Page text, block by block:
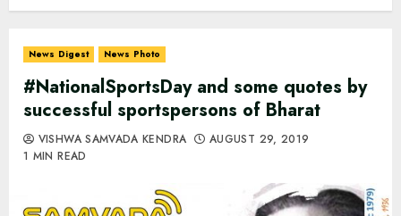
News Digest News Photo
#NationalSportsDay and some quotes by
successful sportspersons of Bharat
VISHWA SAMVADA KENDRA
AUGUST 29, 2019
1 MIN READ